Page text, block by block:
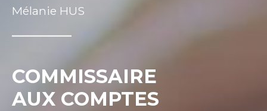
Mélanie HUS
COMMISSAIRE
AUX COMPTES